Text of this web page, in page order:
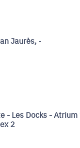
Jaurès, -
- Les Docks -
2